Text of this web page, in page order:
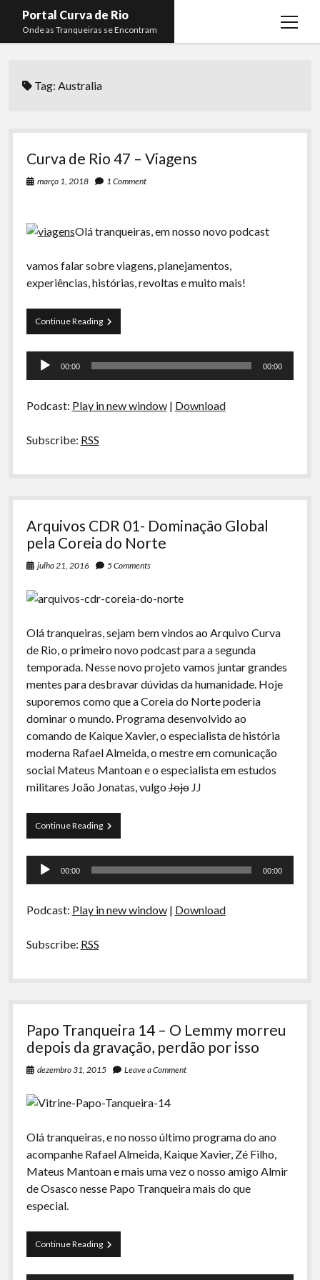
Portal Curva de Rio
Onde as Tranqueiras se Encontram
open
menu
Curva de Rio
Arquivo CDR
A Ripa É a Lei
Especiais
Preliminares
Membros
Tag:Australia
Curva de Rio 47 – Viagens
março 1, 2018 1 Comment
Olá tranqueiras, em nosso novo podcast
vamos falar sobre viagens, planejamentos,
experiências, histórias, revoltas e muito mais!
Continue ReadingCurva
de
–
Tocador
00:00 00:00
Podcast: Play in new window| Download
Subscribe: RSS
Arquivos CDR 01- Dominação Global
pela Coreia do Norte
julho 21, 2016 5 Comments
Olá tranqueiras, sejam bem vindos ao Arquivo Curva
de Rio, o primeiro novo podcast para a segunda
temporada. Nesse novo projeto vamos juntar grandes
mentes para desbravar dúvidas da humanidade. Hoje
suporemos como que a Coreia do Norte poderia
dominar o mundo. Programa desenvolvido ao
comando de Kaique Xavier, o especialista de história
moderna Rafael Almeida, o mestre em comunicação
social Mateus Mantoan e o especialista em estudos
militares João Jonatas, vulgoJojoJJ
Continue ReadingArquivos
CDR
Global
do
Tocador
00:00 00:00
Podcast: Play in new window| Download
Subscribe: RSS
Papo Tranqueira 14 – O Lemmy morreu
depois da gravação, perdão por isso
dezembro 31, 2015 Leave a Comment
Olá tranqueiras, e no nosso último programa do ano
acompanhe Rafael Almeida, Kaique Xavier, Zé Filho,
Mateus Mantoan e mais uma vez o nosso amigo Almir
de Osasco nesse Papo Tranqueira mais do que
especial.
Continue ReadingPapo
Tranqueira